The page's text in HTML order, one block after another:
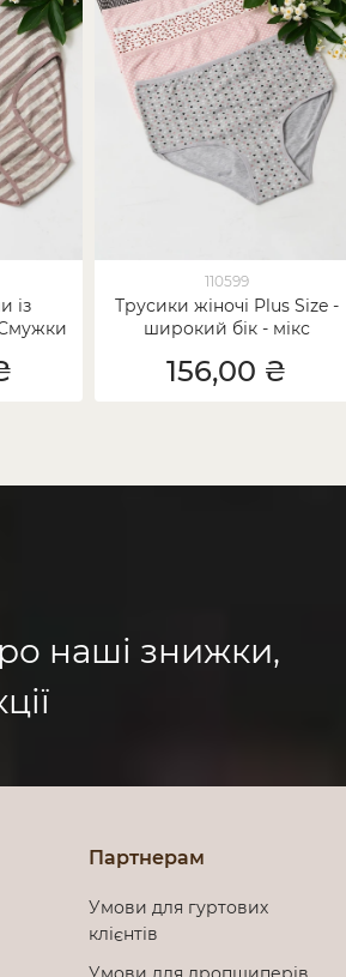
із
110599
Трусики жіночі Plus Size -
широкий бік - мікс
156,00 ₴
наші знижки,
Партнерам
Умови для гуртових
клієнтів